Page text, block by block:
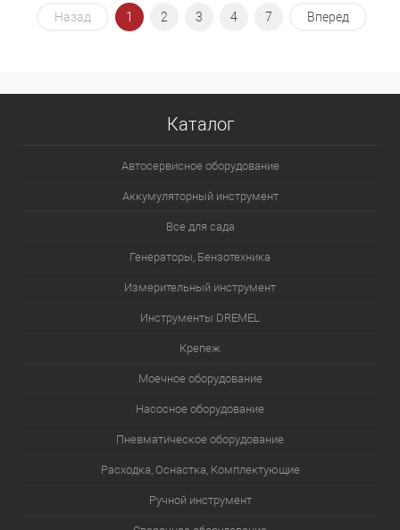
Назад 1 2 3 4 7 Вперед
Каталог
Автосервисное оборудование
Аккумуляторный инструмент
Все для сада
Генераторы, Бензотехника
Измерительный инструмент
Инструменты DREMEL
Крепеж
Моечное оборудование
Насосное оборудование
Пневматическое оборудование
Расходка, Оснастка, Комплектующие
Ручной инструмент